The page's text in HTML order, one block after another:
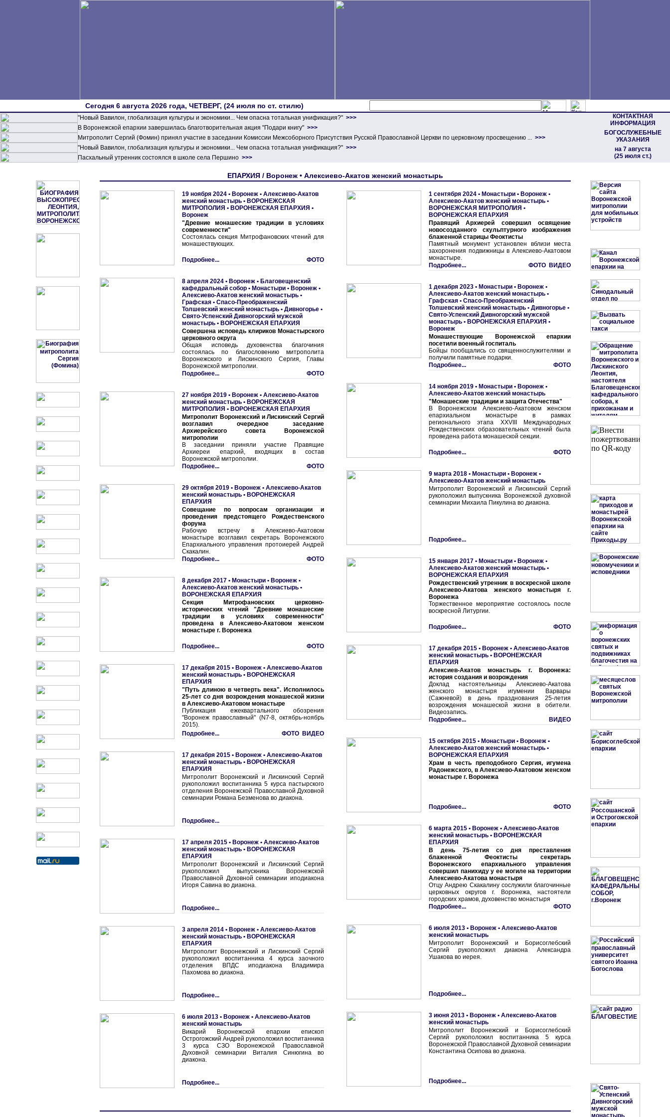
Сегодня 6 августа 2026 года, ЧЕТВЕРГ, (24 июля по ст. стилю)
"Новый Вавилон, глобализация культуры и экономики... Чем опасна тотальная унификация?" >>>
КОНТАКТНАЯ
ИНФОРМАЦИЯ
БОГОСЛУЖЕБНЫЕ
УКАЗАНИЯ
на 7 августа
(25 июля ст.)
В Воронежской епархии завершилась благотворительная акция "Подари книгу" >>>
Митрополит Сергий (Фомин) принял участие в заседании Комиссии Межсоборного Присутствия Русской Православной Церкви по церковному просвещению ... >>>
"Новый Вавилон, глобализация культуры и экономики... Чем опасна тотальная унификация?" >>>
Пасхальный утренник состоялся в школе села Першино >>>
ЕПАРХИЯ / Воронеж • Алексиево-Акатов женский монастырь
19 ноября 2024 • Воронеж • Алексиево-Акатов
женский монастырь • ВОРОНЕЖСКАЯ
МИТРОПОЛИЯ • ВОРОНЕЖСКАЯ ЕПАРХИЯ •
Воронеж
"Древние монашеские традиции в условиях
современности"
Состоялась секция Митрофановских чтений для
монашествующих.
Подробнее... ФОТО
8 апреля 2024 • Воронеж • Благовещенский
кафедральный собор • Монастыри • Воронеж •
Алексиево-Акатов женский монастырь •
Графская • Спасо-Преображенский
Толшевский женский монастырь • Дивногорье •
Свято-Успенский Дивногорский мужской
монастырь • ВОРОНЕЖСКАЯ ЕПАРХИЯ
Совершена исповедь клириков Монастырского
церковного округа
Общая исповедь духовенства благочиния
состоялась по благословению митрополита
Воронежского и Лискинского Сергия, Главы
Воронежской митрополии.
Подробнее...
ФОТО
27 ноября 2019 • Воронеж • Алексиево-Акатов
женский монастырь • ВОРОНЕЖСКАЯ
МИТРОПОЛИЯ • ВОРОНЕЖСКАЯ ЕПАРХИЯ
Митрополит Воронежский и Лискинский Сергий
возглавил очередное заседание
Архиерейского совета Воронежской
митрополии
В заседании приняли участие Правящие
Архиереи епархий, входящих в состав
Воронежской митрополии.
Подробнее...
ФОТО
29 октября 2019 • Воронеж • Алексиево-Акатов
женский монастырь • ВОРОНЕЖСКАЯ
ЕПАРХИЯ
Совещание по вопросам организации и
проведения предстоящего Рождественского
форума
Рабочую встречу в Алексиево-Акатовом
монастыре возглавил секретарь Воронежского
Епархиального управления протоиерей Андрей
Скакалин.
Подробнее...
ФОТО
8 декабря 2017 • Монастыри • Воронеж •
Алексиево-Акатов женский монастырь •
ВОРОНЕЖСКАЯ ЕПАРХИЯ
Секция Митрофановских церковно-
исторических чтений "Древние монашеские
традиции в условиях современности"
проведена в Алексиево-Акатовом женском
монастыре г. Воронежа
Подробнее... ФОТО
17 декабря 2015 • Воронеж • Алексиево-Акатов
женский монастырь • ВОРОНЕЖСКАЯ
ЕПАРХИЯ
"Путь длиною в четверть века". Исполнилось
25-лет со дня возрождения монашеской жизни
в Алексиево-Акатовом монастыре
Публикация ежеквартального обозрения
"Воронеж православный" (N7-8, октябрь-ноябрь
2015).
Подробнее...
ФОТО ВИДЕО
17 декабря 2015 • Воронеж • Алексиево-Акатов
женский монастырь • ВОРОНЕЖСКАЯ
ЕПАРХИЯ
Митрополит Воронежский и Лискинский Сергий
рукоположил воспитанника 5 курса пастырского
отделения Воронежской Православной Духовной
семинарии Романа Безменова во диакона.
Подробнее...
17 апреля 2015 • Воронеж • Алексиево-Акатов
женский монастырь • ВОРОНЕЖСКАЯ
ЕПАРХИЯ
Митрополит Воронежский и Лискинский Сергий
рукоположил выпускника Воронежской
Православной Духовной семинарии иподиакона
Игоря Савина во диакона.
Подробнее...
3 апреля 2014 • Воронеж • Алексиево-Акатов
женский монастырь • ВОРОНЕЖСКАЯ
ЕПАРХИЯ
Митрополит Воронежский и Лискинский Сергий
рукоположил воспитанника 4 курса заочного
отделения ВПДС иподиакона Владимира
Пахомова во диакона.
Подробнее...
6 июля 2013 • Воронеж • Алексиево-Акатов
женский монастырь
Викарий Воронежской епархии епископ
Острогожский Андрей рукоположил воспитанника
3 курса СЗО Воронежской Православной
Духовной семинарии Виталия Синюгина во
диакона.
Подробнее...
1 сентября 2024 • Монастыри • Воронеж •
Алексиево-Акатов женский монастырь •
ВОРОНЕЖСКАЯ МИТРОПОЛИЯ •
ВОРОНЕЖСКАЯ ЕПАРХИЯ
Правящий Архиерей совершил освящение
новосозданного скульптурного изображения
блаженной старицы Феоктисты
Памятный монумент установлен вблизи места
захоронения подвижницы в Алексиево-Акатовом
монастыре.
Подробнее...
ФОТО ВИДЕО
1 декабря 2023 • Монастыри • Воронеж •
Алексиево-Акатов женский монастырь •
Графская • Спасо-Преображенский
Толшевский женский монастырь • Дивногорье •
Свято-Успенский Дивногорский мужской
монастырь • ВОРОНЕЖСКАЯ ЕПАРХИЯ •
Воронеж
Монашествующие Воронежской епархии
посетили военный госпиталь
Бойцы пообщались со священнослужителями и
получили памятные подарки.
Подробнее...
ФОТО
14 ноября 2019 • Монастыри • Воронеж •
Алексиево-Акатов женский монастырь
"Монашеские традиции и защита Отечества"
В Воронежском Алексиево-Акатовом женском
епархиальном монастыре в рамках
регионального этапа XXVIII Международных
Рождественских образовательных чтений была
проведена работа монашеской секции.
Подробнее... ФОТО
9 марта 2018 • Монастыри • Воронеж •
Алексиево-Акатов женский монастырь
Митрополит Воронежский и Лискинский Сергий
рукоположил выпускника Воронежской духовной
семинарии Михаила Пикулина во диакона.
Подробнее...
15 января 2017 • Монастыри • Воронеж •
Алексиево-Акатов женский монастырь •
ВОРОНЕЖСКАЯ ЕПАРХИЯ
Рождественский утренник в воскресной школе
Алексиево-Акатова женского монастыря г.
Воронежа
Торжественное мероприятие состоялось после
воскресной Литургии.
Подробнее... ФОТО
17 декабря 2015 • Воронеж • Алексиево-Акатов
женский монастырь • ВОРОНЕЖСКАЯ
ЕПАРХИЯ
Алексиев-Акатов монастырь г. Воронежа:
история создания и возрождения
Доклад настоятельницы Алексиево-Акатова
женского монастыря игумении Варвары
(Сажневой) в день празднования 25-летия
возрождения монашеской жизни в обители.
Видеозапись.
Подробнее...
ВИДЕО
15 октября 2015 • Монастыри • Воронеж •
Алексиево-Акатов женский монастырь •
ВОРОНЕЖСКАЯ ЕПАРХИЯ
Храм в честь преподобного Сергия, игумена
Радонежского, в Алексиево-Акатовом женском
монастыре г. Воронежа
Подробнее... ФОТО
6 марта 2015 • Воронеж • Алексиево-Акатов
женский монастырь • ВОРОНЕЖСКАЯ
ЕПАРХИЯ
В день 75-летия со дня преставления
блаженной Феоктисты секретарь
Воронежского епархиального управления
совершил панихиду у ее могиле на территории
Алексиево-Акатова монастыря
Отцу Андрею Скакалину сослужили благочинные
церковных округов г. Воронежа, настоятели
городских храмов, духовенство монастыря
Подробнее...
ФОТО
6 июля 2013 • Воронеж • Алексиево-Акатов
женский монастырь
Митрополит Воронежский и Борисоглебский
Сергий рукоположил диакона Александра
Ушакова во иерея.
Подробнее...
3 июня 2013 • Воронеж • Алексиево-Акатов
женский монастырь
Митрополит Воронежский и Борисоглебский
Сергий рукоположил воспитанника 5 курса
Воронежской Православной Духовной семинарии
Константина Осипова во диакона.
Подробнее...